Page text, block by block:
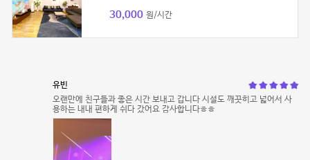
30,000 원/시간
유빈
오랜만에 친구들과 좋은 시간 보내고 갑니다 시설도 깨끗히고 넓어서 사
용하는 내내 편하게 쉬다 갔어요 감사합니다ㅎㅎ